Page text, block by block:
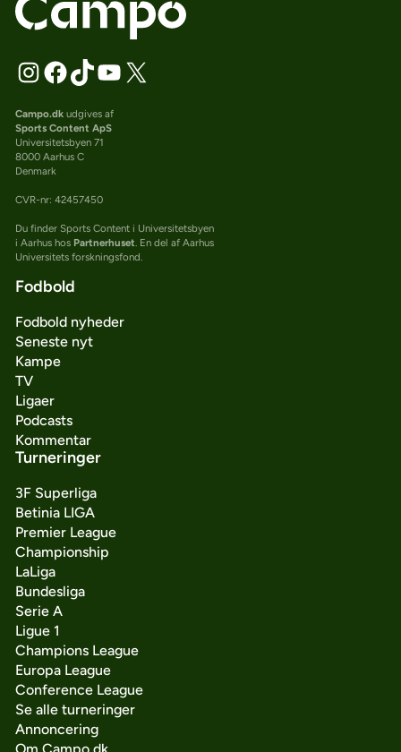
Campo.dkudgives af
Sports Content ApS
Universitetsbyen 71
8000 Aarhus C
Denmark
CVR-nr: 42457450
Du finder Sports Content i Universitetsbyen
i Aarhus hos Partnerhuset. En del af Aarhus
Universitets forskningsfond.
Fodbold
Fodbold nyheder
Seneste nyt
Kampe
TV
Ligaer
Podcasts
Kommentar
Turneringer
3F Superliga
Betinia LIGA
Premier League
Championship
LaLiga
Bundesliga
Serie A
Ligue 1
Champions League
Europa League
Conference League
Se alle turneringer
Annoncering